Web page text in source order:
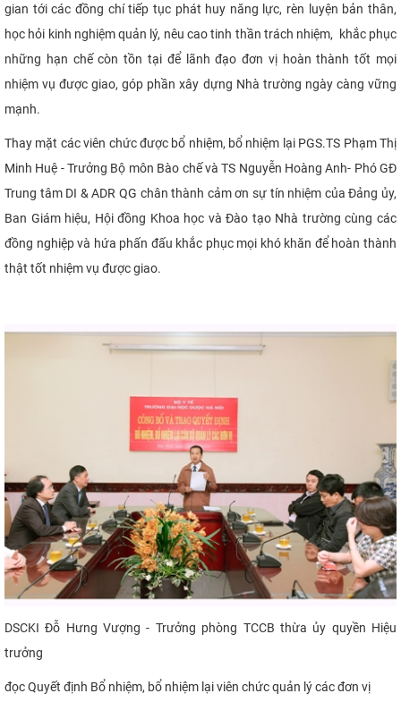
gian tới các đồng chítiếp tục phát huy năng lực, rèn luyện bản thân,
học hỏi kinh nghiệm quản lý, nêu cao tinh thần trách nhiệm, khắc phục
những hạn chế còn tồn tại để lãnh đạo đơn vị hoàn thành tốt mọi
nhiệm vụ được giao, góp phần xây dựng Nhà trường ngày càng vững
mạnh.
Thay mặt các viên chức được bổ nhiệm, bổ nhiệm lại PGS.TS Phạm Thị
Minh Huệ - Trưởng Bộ môn Bào chế và TS Nguyễn Hoàng Anh- Phó GĐ
Trung tâm DI & ADR QG chân thành cảm ơn sự tín nhiệm của Đảng ủy,
Ban Giám hiệu, Hội đồng Khoa học và Đào tạo Nhà trường cùng các
đồng nghiệp và hứa phấn đấu khắc phục mọi khó khăn để hoàn thành
thật tốt nhiệm vụ được​ giao.​
DSCKI Đỗ Hưng Vượng - Trưởng phòng TCCB thừa ủy quyền Hiệu
trưởng
đọc Quyết định Bổ nhiệm, bổ nhiệm lạiviên chức quản lý các đơn vị